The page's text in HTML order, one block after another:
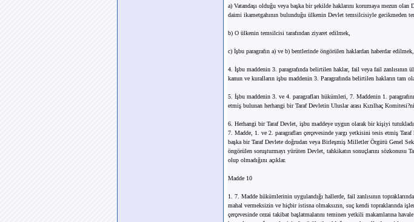
a) Vatandaşı olduğu veya başka bir şekilde haklarını korumaya mezun
daimi ikametgahının bulunduğu ülkenin Devlet temsilcisiyle gecikmeden
b) O ülkenin temsilcisi tarafından ziyaret edilmek,
c) İşbu paragrafın a) ve b) bentlerinde öngörülen haklardan haberdar edilmek,
4. İşbu maddenin 3. paragrafında belirtilen haklar, fail veya fail zanlısının
kanun ve kuralların işbu maddenin 3. Paragrafında belirtilen hakların tam
5. İşbu maddenin 3. ve 4. paragrafları hükümleri, 7. Maddenin 1.
etmiş bulunan herhangi bir Taraf Devletin Uluslar arası Kızılhaç
6. Herhangi bir Taraf Devlet, işbu maddeye uygun olarak bir kişiyi
7. Madde, 1. ve 2. paragrafları çerçevesinde yargı yetkisini tesis etmiş
başka bir Taraf Devlete doğrudan veya Birleşmiş Milletler Örgütü Genel
öngörülen soruşturmayı yürüten Devlet, tahkikatın sonuçlarını
olup olmadığını açıklar.
Madde 10
1. 7. Madde hükümlerinin uygulandığı hallerde, fail zanlısının
mahal vermeksizin ve hiçbir istisna olmaksızın, suç kendi topraklarında
çerçevesinde cezai takibat başlatmalarını teminen yetkili makamlarına